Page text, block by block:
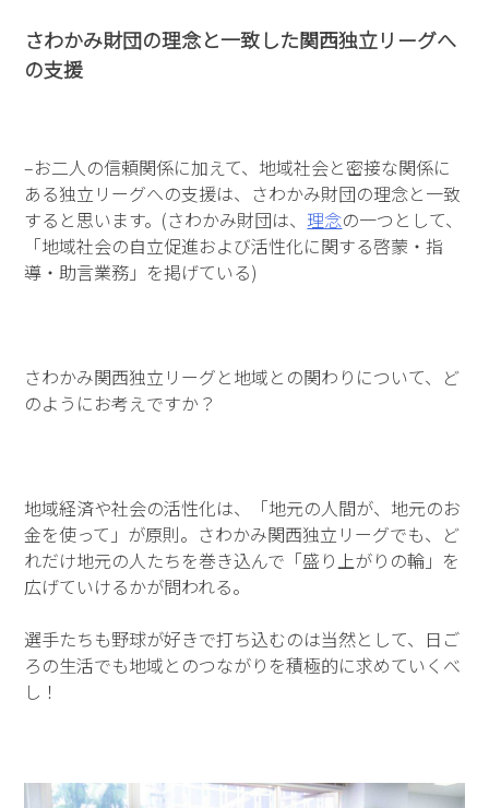
さわかみ財団の理念と一致した関西独立リーグへ
の支援
–お二人の信頼関係に加えて、地域社会と密接な関係に
ある独立リーグへの支援は、さわかみ財団の理念と一致
すると思います。(さわかみ財団は、 理念の一つとして、
「地域社会の自立促進および活性化に関する啓蒙・指
導・助言業務」を掲げている)
さわかみ関西独立リーグと地域との関わりについて、ど
のようにお考えですか？
地域経済や社会の活性化は、「地元の人間が、地元のお
金を使って」が原則。さわかみ関西独立リーグでも、ど
れだけ地元の人たちを巻き込んで「盛り上がりの輪」を
広げていけるかが問われる。
選手たちも野球が好きで打ち込むのは当然として、日ご
ろの生活でも地域とのつながりを積極的に求めていくべ
し！